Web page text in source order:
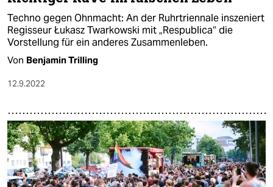
Techno gegen Ohnmacht: An der Ruhrtriennale inszeniert
Regisseur Łukasz Twarkowski mit „Respublica“ die
Vorstellung für ein anderes Zusammenleben.
Von Benjamin Trilling
12.9.2022